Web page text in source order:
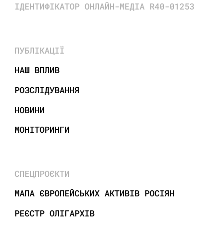
ІДЕНТИФІКАТОР ОНЛАЙН-МЕДІА R40-01253
ПУБЛІКАЦІЇ
НАШ ВПЛИВ
РОЗСЛІДУВАННЯ
НОВИНИ
МОНІТОРИНГИ
СПЕЦПРОЄКТИ
МАПА ЄВРОПЕЙСЬКИХ АКТИВІВ РОСІЯН
РЕЄСТР ОЛІГАРХІВ